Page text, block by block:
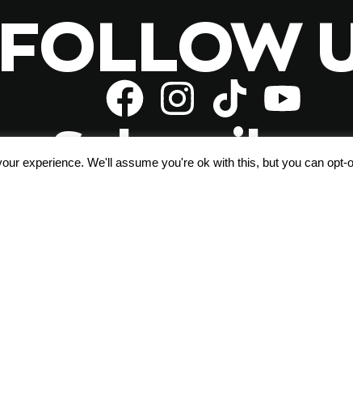
FOLLOW
Subscribe
experience. We'll assume you're ok with this, but you can opt-